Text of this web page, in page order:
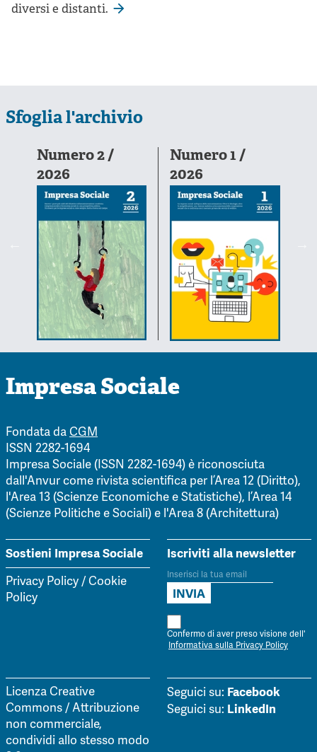
diversi e distanti.
Sfoglia l'archivio
Numero 2 /
2026
Numero 1 /
2026
Impresa Sociale
Fondata daCGM
ISSN 2282-1694
Impresa Sociale (ISSN 2282-1694) è riconosciuta
dall'Anvur come rivista scientifica per l’Area 12 (Diritto),
l'Area 13 (Scienze Economiche e Statistiche), l’Area 14
(Scienze Politiche e Sociali) e l'Area 8 (Architettura)
Sostieni Impresa Sociale
Privacy Policy/Cookie
Policy
Iscriviti alla newsletter
Confermo di aver preso visione dell'
Informativa sulla Privacy Policy
Licenza Creative
Commons / Attribuzione
non commerciale,
condividi allo stesso modo
Seguici su: Facebook
Seguici su: LinkedIn